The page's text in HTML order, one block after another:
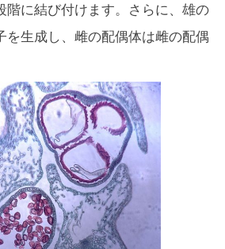
階に結び付けます。さらに、雄の
を生成し、雌の配偶体は雌の配偶